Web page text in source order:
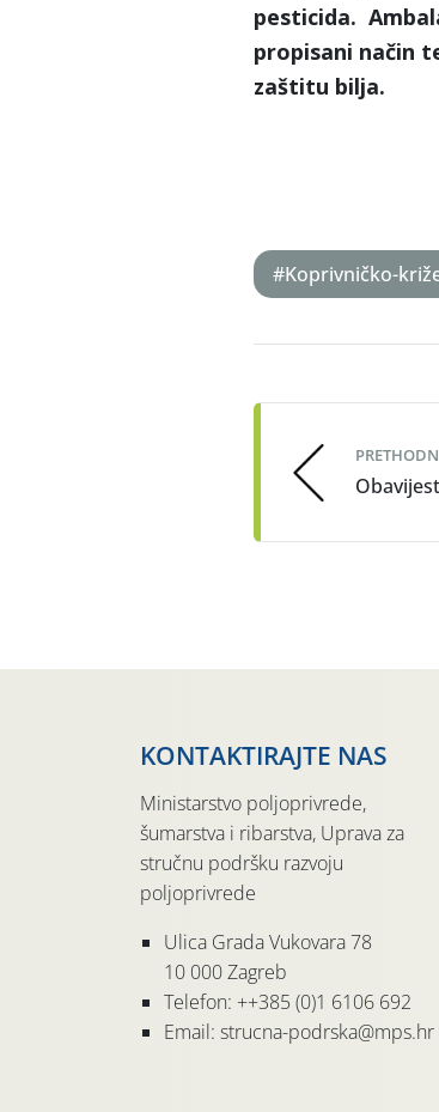
pesticida.
propisani način
zaštitu bilja.
#Koprivničko-
navigation
KONTAKTIRAJTE NAS
Ministarstvo poljoprivrede,
šumarstva i ribarstva, Uprava za
stručnu podršku razvoju
poljoprivrede
Ulica Grada Vukovara 78
10 000 Zagreb
Telefon: ++385 (0)1 6106 692
Email: strucna-podrska@mps.hr